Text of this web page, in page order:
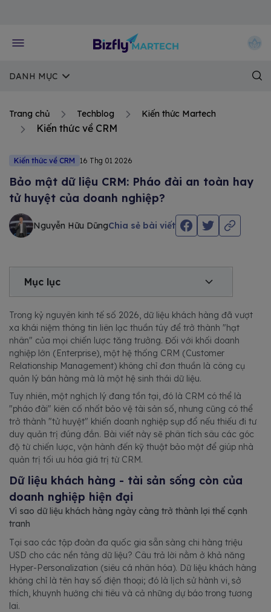
DANH MỤC
Trang chủ Techblog Kiến thức Martech
Kiến thức về CRM
Kiến thức về CRM 16 Thg 01 2026
Bảo mật dữ liệu CRM: Pháo đài an toàn hay
tử huyệt của doanh nghiệp?
Nguyễn Hữu DũngChia sẻ bài viết
Mục lục
Trong kỷ nguyên kinh tế số 2026, dữ liệu khách hàng đã vượt
xa khái niệm thông tin liên lạc thuần túy để trở thành "hạt
nhân" của mọi chiến lược tăng trưởng. Đối với khối doanh
nghiệp lớn (Enterprise), một hệ thống CRM (Customer
Relationship Management) không chỉ đơn thuần là công cụ
quản lý bán hàng mà là một hệ sinh thái dữ liệu.
Tuy nhiên, một nghịch lý đang tồn tại, đó là CRM có thể là
"pháo đài" kiên cố nhất bảo vệ tài sản số, nhưng cũng có thể
trở thành "tử huyệt" khiến doanh nghiệp sụp đổ nếu thiếu đi tư
duy quản trị đúng đắn. Bài viết này sẽ phân tích sâu các góc
độ từ chiến lược, vận hành đến kỹ thuật bảo mật để giúp nhà
quản trị tối ưu hóa giá trị từ CRM.
Dữ liệu khách hàng - tài sản sống còn của
doanh nghiệp hiện đại
Vì sao dữ liệu khách hàng ngày càng trở thành lợi thế cạnh
tranh
Tại sao các tập đoàn đa quốc gia sẵn sàng chi hàng triệu
USD cho các nền tảng dữ liệu? Câu trả lời nằm ở khả năng
Hyper-Personalization (siêu cá nhân hóa). Dữ liệu khách hàng
không chỉ là tên hay số điện thoại; đó là lịch sử hành vi, sở
thích, khuynh hướng chi tiêu và cả những dự báo trong tương
lai.